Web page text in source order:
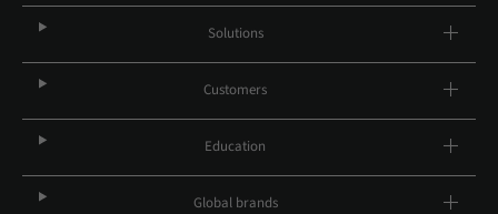
Solutions
Customers
Education
Global brands